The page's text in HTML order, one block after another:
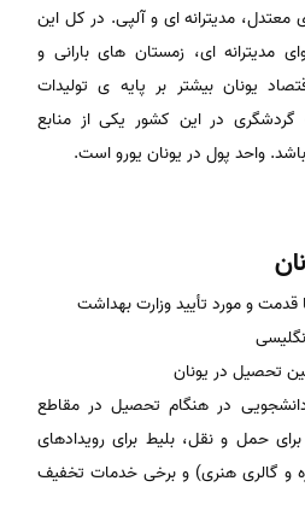
مدیترانه ای و آلپی. در کل این
ای، زمستان های بارانی و
یونان بیشتر بر پایه ی تولیدات
در این کشور یکی از منابع
واحد پول در یونان یورو است.
و مورد تأیید وزارت بهداشت
تحصیل در یونان
در هنگام تحصیل در مقاطع
حمل و نقل، بلیط برای رویدادهای
و گالری هنری) و برخی خدمات تخفیف